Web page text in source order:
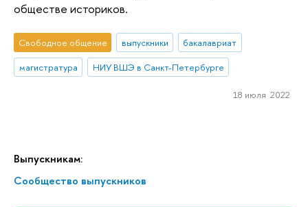
Выпускникам:
Сообщество выпускников
обществе историков.
Свободное общение выпускники
бакалавриат
магистратура
НИУ ВШЭ в Санкт-Петербурге
18 июля 2022